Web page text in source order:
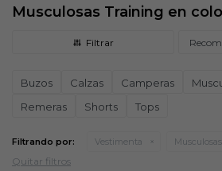
Musculosas Training en
Buzos Calzas Camperas
Remeras
Shorts Tops
Filtrando por: Vestimenta Musculosas
Quitar filtros